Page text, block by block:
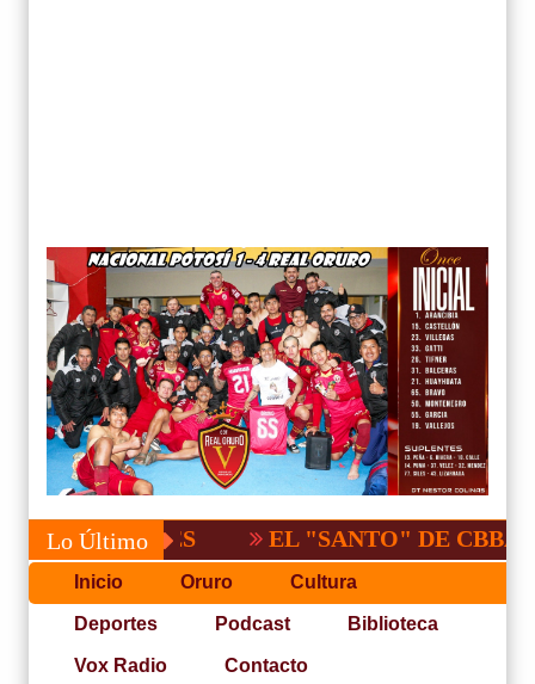
Lo Último EL "SANTO" DE CBBA,
Inicio Oruro Cultura
Deportes Podcast Biblioteca
Vox Radio Contacto